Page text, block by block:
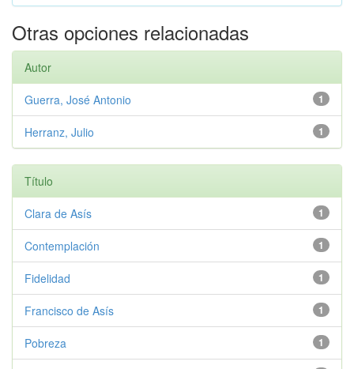
Otras opciones relacionadas
Autor
1
Guerra, José Antonio
1
Herranz, Julio
Título
1
Clara de Asís
1
Contemplación
1
Fidelidad
1
Francisco de Asís
1
Pobreza